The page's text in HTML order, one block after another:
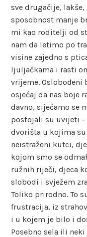
sve drugačije,
sposobnost manje
mi kao roditelji od
nam da letimo po
visine zajedno s
ljuljačkama i rasti
vrijeme. Oslobođeni
osjećaj da nas boje
davno, sijećamo se
postojali su uvijeti
dvorišta u kojima
neistraženi kutci,
kojom smo se
ružnih riječi, djeca
slobodi i svježem
Toliko prirodno. To
frustracija, iz
i u kojem je bilo i
Posebno sela ili